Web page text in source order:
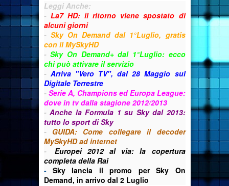
Leggi Anche:
- La7 HD: il ritorno viene spostato di
alcuni giorni
- Sky On Demand dal 1°Luglio, gratis
con il MySkyHD
-Sky On Demand+ dal 1°Luglio: ecco
chi può attivare il servizio
- Arriva "Vero TV", dal 28 Maggio sul
Digitale Terrestre
- Serie A, Champions ed Europa League:
dove in tv dalla stagione 2012/2013
- Anche la Formula 1 su Sky dal 2013:
tutto lo sport di Sky
- GUIDA: Come collegare il decoder
MySkyHD ad internet
-
Europei 2012 al via: la copertura
completa della Rai
- Sky lancia il promo per Sky On
Demand, in arrivo dal 2 Luglio